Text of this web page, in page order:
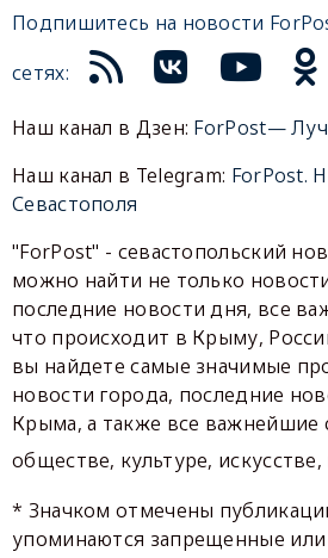
Подпишитесь на новости
сетях:
Наш канал в Дзен: ForPost—
Наш канал в Telegram: ForPost.
Севастополя
"ForPost" - севастопольский
можно найти не только
последние новости дня, все
что происходит в Крыму,
вы найдете самые значимые
новости города, последние
Крыма, а также все важнейшие
обществе, культуре,
* Значком отмечены
упоминаются запрещенные